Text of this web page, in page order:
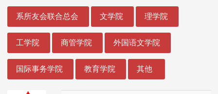
系所友会联合总会 文学院 理学院
工学院 商管学院 外国语文学院
国际事务学院 教育学院 其他